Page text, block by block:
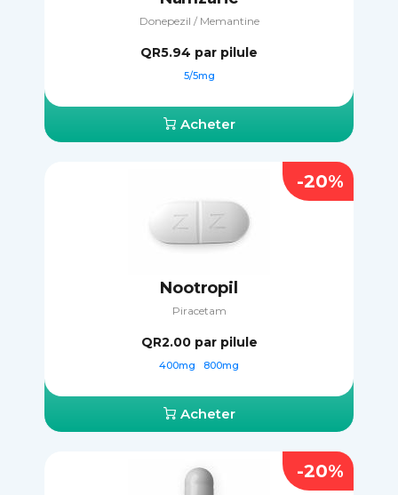
Donepezil / Memantine
QR5.94 par pilule
5/5mg
Acheter
Nootropil
Piracetam
QR2.00 par pilule
400mg 800mg
Acheter
-20%
-20%